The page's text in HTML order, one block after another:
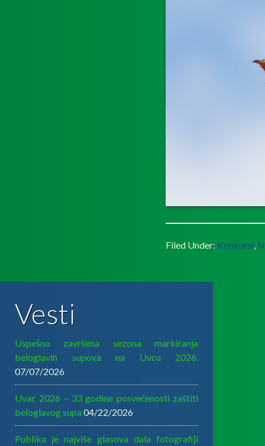
Filed Under: Konkursi
Vesti
Uspešno završena sezona markiranja
beloglavih supova na Uvcu 2026.
07/07/2026
Uvac 2026 – 33 godine posvećenosti zaštiti
beloglavog supa 04/22/2026
Publika je najviše glasova dala fotografiji